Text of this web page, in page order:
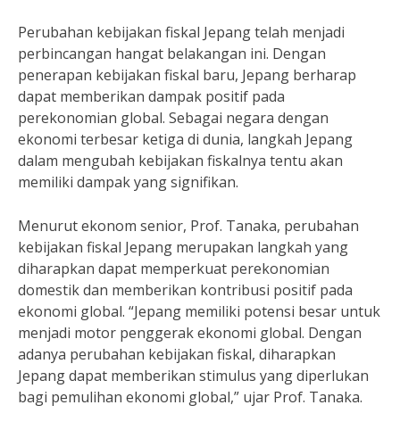
Perubahan kebijakan fiskal Jepang telah menjadi
perbincangan hangat belakangan ini. Dengan
penerapan kebijakan fiskal baru, Jepang berharap
dapat memberikan dampak positif pada
perekonomian global. Sebagai negara dengan
ekonomi terbesar ketiga di dunia, langkah Jepang
dalam mengubah kebijakan fiskalnya tentu akan
memiliki dampak yang signifikan.
Menurut ekonom senior, Prof. Tanaka, perubahan
kebijakan fiskal Jepang merupakan langkah yang
diharapkan dapat memperkuat perekonomian
domestik dan memberikan kontribusi positif pada
ekonomi global. “Jepang memiliki potensi besar untuk
menjadi motor penggerak ekonomi global. Dengan
adanya perubahan kebijakan fiskal, diharapkan
Jepang dapat memberikan stimulus yang diperlukan
bagi pemulihan ekonomi global,” ujar Prof. Tanaka.